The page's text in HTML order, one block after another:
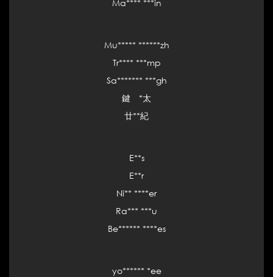
Ma**** ***in
Mu***** ******zh
Tr**** ***mp
Sa******* ***gh
鍵 *太
廿**紀
E**s
E**r
Ni** ****er
Ra*** ***u
Be****** ****es
yo****** *ee